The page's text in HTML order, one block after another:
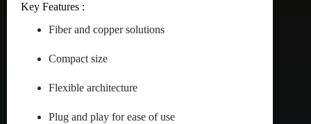
Key Features :
Fiber and copper solutions
Compact size
Flexible architecture
Plug and play for ease of use